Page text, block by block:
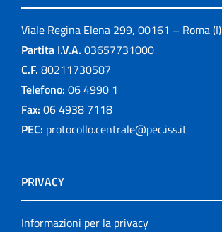
Viale Regina Elena 299, 00161 – Roma (I)
Partita I.V.A. 03657731000
C.F. 80211730587
Telefono: 06 4990 1
Fax: 06 4938 7118
PEC: protocollo.centrale@pec.iss.it
PRIVACY
Informazioni per la privacy